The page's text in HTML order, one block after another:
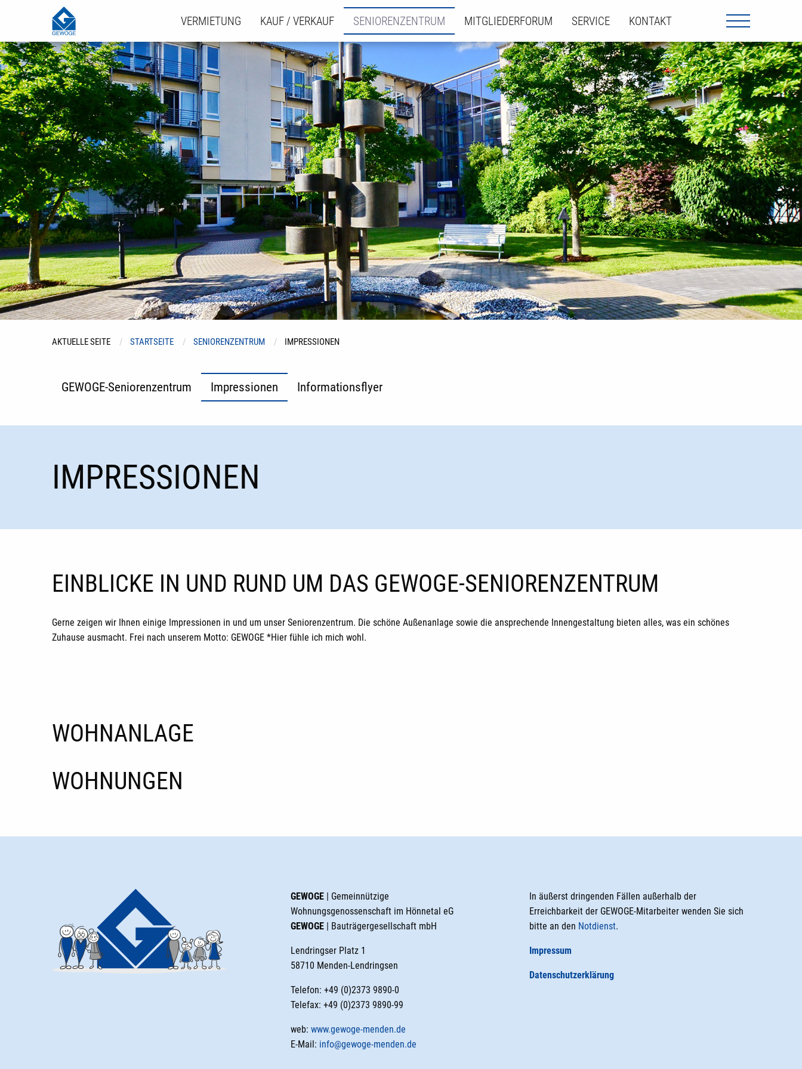
VERMIETUNG KAUF / VERKAUF SENIORENZENTRUM MITGLIEDERFORUM SERVICE KONTAKT
AKTUELLE SEITE STARTSEITE SENIORENZENTRUM IMPRESSIONEN
GEWOGE-Seniorenzentrum Impressionen Informationsflyer
IMPRESSIONEN
EINBLICKE IN UND RUND UM DAS GEWOGE-SENIORENZENTRUM
Gerne zeigen wir Ihnen einige Impressionen in und um unser Seniorenzentrum. Die schöne Außenanlage sowie die ansprechende Innengestaltung bieten alles, was ein schönes
Zuhause ausmacht. Frei nach unserem Motto: GEWOGE *Hier fühle ich mich wohl.
WOHNANLAGE
WOHNUNGEN
GEWOGE| Gemeinnützige
Wohnungsgenossenschaft im Hönnetal eG
GEWOGE| Bauträgergesellschaft mbH
Lendringser Platz 1
58710 Menden-Lendringsen
Telefon: +49 (0)2373 9890-0
Telefax: +49 (0)2373 9890-99
web: www.gewoge-menden.de
E-Mail: info@gewoge-menden.de
In äußerst dringenden Fällen außerhalb der
Erreichbarkeit der GEWOGE-Mitarbeiter wenden Sie sich
bitte an den Notdienst.
Impressum
Datenschutzerklärung